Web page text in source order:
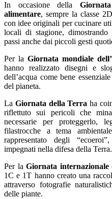
In occasione della
alimentare, sempre la classe
con idee originali per cucinare
locali di stagione,
passi anche dai piccoli gesti
Per la Giornata mondiale
hanno realizzato disegni e
dell’acqua come bene
del pianeta.
La Giornata della Terraha
riflettuto sui pericoli che
necessarie per proteggerlo,
filastrocche a tema
rappresentato degli
impegnati nella difesa della Terra.
Per laGiornata internazionale
1C e 1T hanno creato una
attraverso fotografie
delle piante.